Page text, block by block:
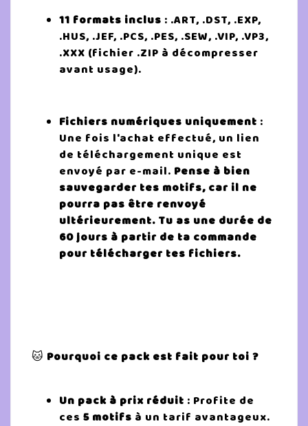
11 formats inclus : .ART, .DST, .EXP,
.HUS, .JEF, .PCS, .PES, .SEW, .VIP, .VP3,
.XXX (fichier .ZIP à décompresser
avant usage).
Fichiers numériques uniquement :
Une fois l'achat effectué, un lien
de téléchargement unique est
envoyé par e-mail. Pense à bien
sauvegarder tes motifs, car il ne
pourra pas être renvoyé
ultérieurement. Tu as une durée de
60 jours à partir de ta commande
pour télécharger tes fichiers.
🐱 Pourquoi ce pack est fait pour toi ?
Un pack à prix réduit : Profite de
ces 5 motifs à un tarif avantageux.